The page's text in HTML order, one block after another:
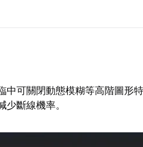
中可關閉動態模糊等高階圖形
斷線機率。